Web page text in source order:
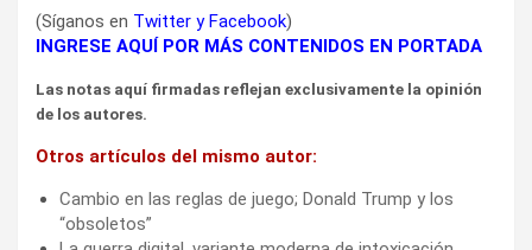
(Síganos en Twitter yFacebook)
INGRESE AQUÍ POR MÁS CONTENIDOS EN PORTADA
Las notas aquí firmadas reflejan exclusivamente la opinión
de los autores.
Otros artículos del mismo autor:
Cambio en las reglas de juego; Donald Trump y los
“obsoletos”